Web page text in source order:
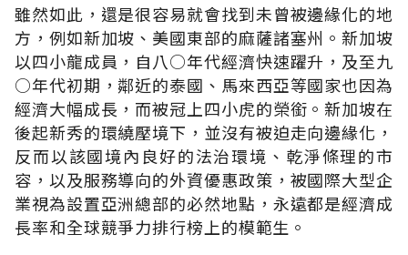
雖然如此，還是很容易就會找到未曾被邊緣化的地
方，例如新加坡、美國東部的麻薩諸塞州。新加坡
以四小龍成員，自八○年代經濟快速躍升，及至九
○年代初期，鄰近的泰國、馬來西亞等國家也因為
經濟大幅成長，而被冠上四小虎的榮銜。新加坡在
後起新秀的環繞壓境下，並沒有被迫走向邊緣化，
反而以該國境內良好的法治環境、乾淨條理的市
容，以及服務導向的外資優惠政策，被國際大型企
業視為設置亞洲總部的必然地點，永遠都是經濟成
長率和全球競爭力排行榜上的模範生。